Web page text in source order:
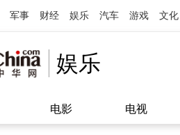
军事 财经 娱乐 汽车 游戏 文化
娱乐
电影 电视